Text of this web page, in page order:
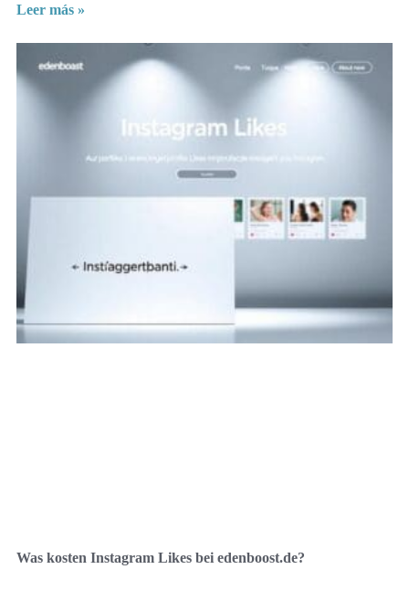
Leer más »
Was kosten Instagram Likes bei edenboost.de?